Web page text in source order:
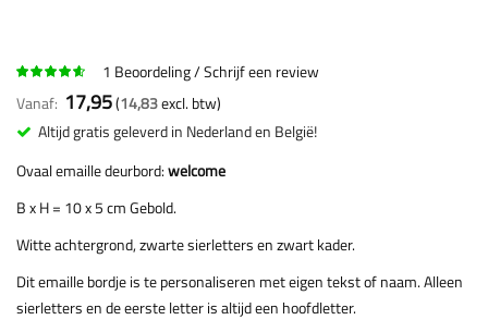
1 Beoordeling Schrijf een review
Vanaf 17,95 14,83
Altijd gratis geleverd in Nederland en België!
Ovaal emaille deurbord:welcome
B x H = 10 x 5 cm Gebold.
Witte achtergrond, zwarte sierletters en zwart kader.
Dit emaille bordje is te personaliseren met eigen tekst of naam. Alleen
sierletters en de eerste letter is altijd een hoofdletter.